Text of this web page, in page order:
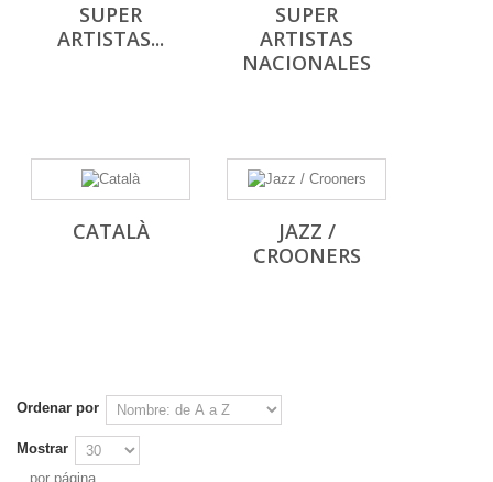
SUPER
ARTISTAS...
SUPER
ARTISTAS
NACIONALES
CATALÀ
JAZZ /
CROONERS
Ordenar por
Mostrar
por página